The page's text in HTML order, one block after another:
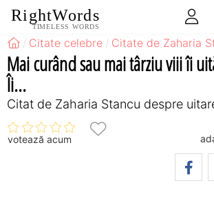
RightWords
TIMELESS WORDS
Citate celebre Citate de Zaharia
Mai curând sau mai târziu viii îi
Îi...
Citat de Zaharia Stancu despre
votează acum